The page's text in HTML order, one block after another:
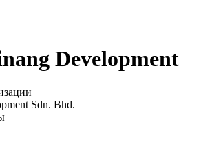
Development
Sdn. Bhd.